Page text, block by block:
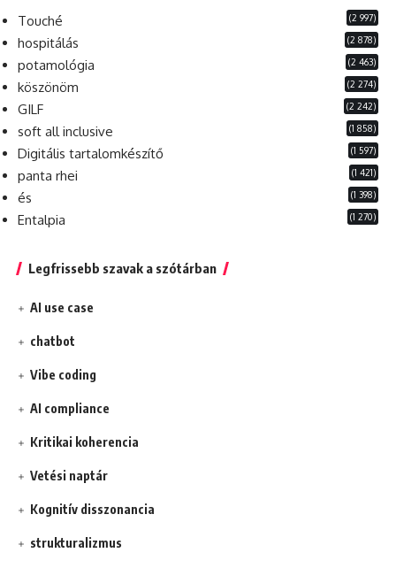
Touché (2 997)
hospitálás (2 878)
potamológia (2 463)
köszönöm (2 274)
GILF (2 242)
soft all inclusive (1 858)
Digitális tartalomkészítő (1 597)
panta rhei (1 421)
és (1 398)
Entalpia (1 270)
Legfrissebb szavak a szótárban
AI use case
chatbot
Vibe coding
AI compliance
Kritikai koherencia
Vetési naptár
Kognitív disszonancia
strukturalizmus